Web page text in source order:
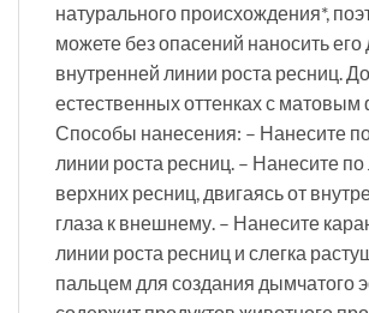
натурального происхождения*,
можете без опасений наносить
внутренней линии роста ресниц.
естественных оттенках с
Способы нанесения: – Нанесите
линии роста ресниц. – Нанесите по
верхних ресниц, двигаясь от
глаза к внешнему. – Нанесите
линии роста ресниц и слегка
пальцем для создания дымчатого